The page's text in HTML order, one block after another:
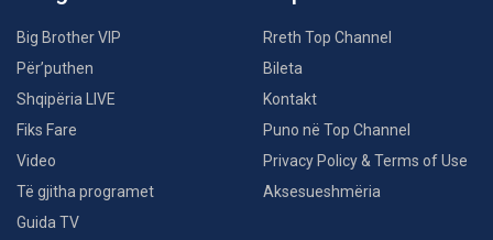
Big Brother VIP
Për’puthen
Shqipëria LIVE
Fiks Fare
Video
Të gjitha programet
Guida TV
Rreth Top Channel
Bileta
Kontakt
Puno në Top Channel
Privacy Policy & Terms of Use
Aksesueshmëria